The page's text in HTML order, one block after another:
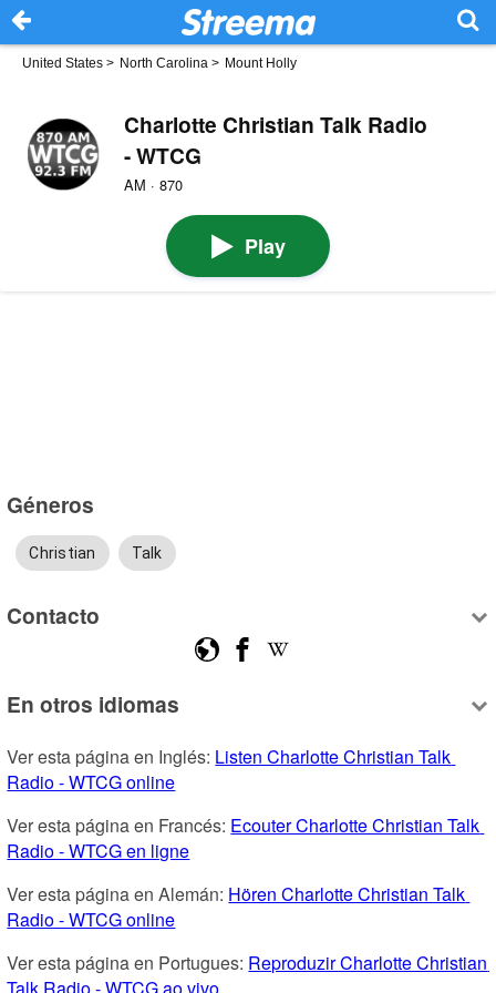
United States > North Carolina > Mount Holly
Charlotte Christian Talk Radio
- WTCG
AM · 870
Play
Géneros
Christian Talk
Contacto
En otros idiomas
Ver esta página en Inglés: Listen Charlotte Christian Talk
Radio - WTCG online
Ver esta página en Francés: Ecouter Charlotte Christian Talk
Radio - WTCG en ligne
Ver esta página en Alemán: Hören Charlotte Christian Talk
Radio - WTCG online
Ver esta página en Portugues: Reproduzir Charlotte Christian
Talk Radio - WTCG ao vivo